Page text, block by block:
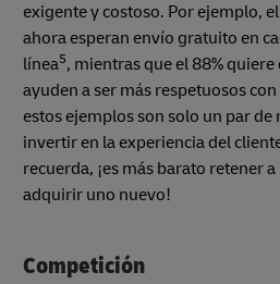
exigente y costoso. Por ejemplo,
ahora esperan envío gratuito en
línea5, mientras que el 88% quiere
ayuden a ser más respetuosos
estos ejemplos son solo un par
invertir en la experiencia del
recuerda, ¡es más barato retener
adquirir uno nuevo!
Competición